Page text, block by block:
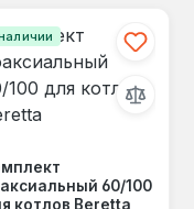
60/100
котлов Beretta